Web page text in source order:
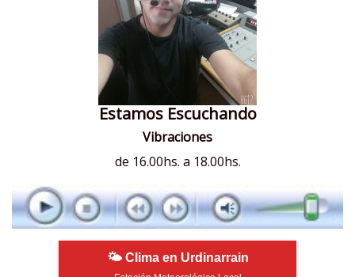
Estamos Escuchando
Vibraciones
de 16.00hs. a 18.00hs.
🌤 Clima en Urdinarrain